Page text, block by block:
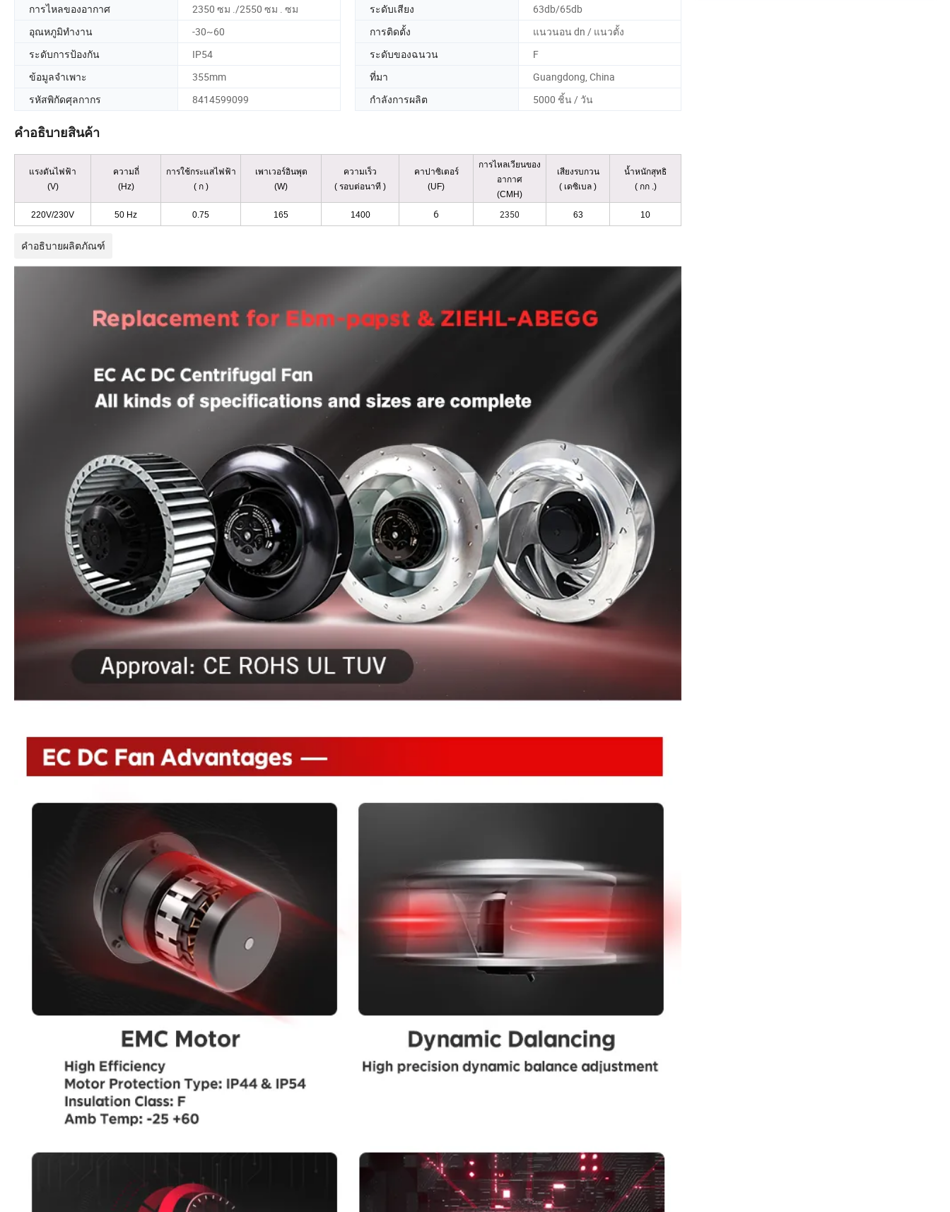
การไหลของอากาศ
2350 ซม ./2550 ซม . ซม ระดับเสียง
63db/65db
อุณหภูมิทำงาน
-30~60 การติดตั้ง
แนวนอน dn / แนวตั้ง
ระดับการป้องกัน
IP54 ระดับของฉนวน
F
ข้อมูลจำเพาะ
355mm ที่มา
Guangdong, China
รหัสพิกัดศุลกากร
8414599099 กำลังการผลิต 5000 ชิ้น / วัน
คำอธิบายสินค้า
แรงดันไฟฟ้า
(V)
ความถี่
(Hz)
การใช้กระแสไฟฟ้า
( ก )
เพาเวอร์อินพุต
(W)
ความเร็ว
( รอบต่อนาที )
คาปาซิเตอร์
(UF)
การไหลเวียนของ
อากาศ
(CMH)
เสียงรบกวน
( เดซิเบล )
น้ำหนักสุทธิ
( กก .)
220V/230V 50 Hz 0.75 165 1400 6 2350 63 10
คำอธิบายผลิตภัณฑ์